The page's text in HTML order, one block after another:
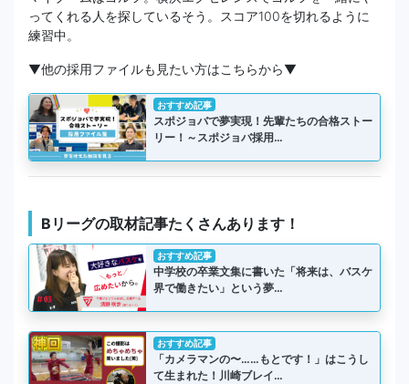
ってくれる人を探しているそう。スコア100を切れるように
練習中。
▼他の採用ファイルも見たい方はこちらから▼
おすすめ記事
スポジョバで夢実現！先輩たちの合格ストー
リー！～スポジョバ採用…
Bリーグの取材記事たくさんあります！
おすすめ記事
中学校の卒業文集に書いた「将来は、バスケ
界で働きたい」という夢…
おすすめ記事
「カメラマンの〜……もとです！」はこうし
て生まれた！川崎ブレイ…